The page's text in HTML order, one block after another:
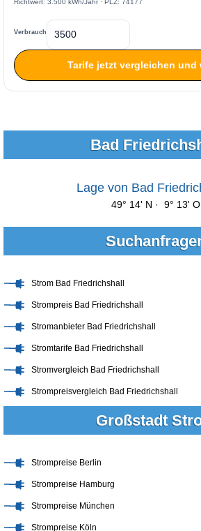
Verbrauch
Tarife jetzt vergleichen und
Bad
Lage von Bad
49° 14' N · 9° 13' O
Strom Bad Friedrichshall
Strompreis Bad Friedrichshall
Stromanbieter Bad Friedrichshall
Stromtarife Bad Friedrichshall
Stromvergleich Bad Friedrichshall
Strompreisvergleich Bad Friedrichshall
Großstadt
Strompreise Berlin
Strompreise Hamburg
Strompreise München
Strompreise Köln